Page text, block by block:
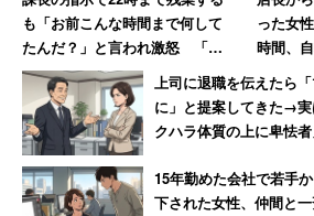
も「お前こんな時間まで何して
たんだ？」と言われ激怒 「課
長を殴ろうとしました」と語る
男性の結末
った女
時間、
撃 → 店
れる
上司に退職を伝えたら
に」と提案してきた→
クハラ体質の上に卑怯
15年勤めた会社で若手
下された女性、仲間と